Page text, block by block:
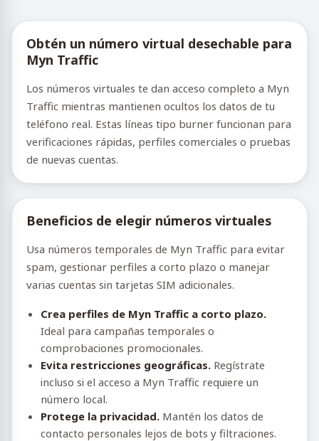
Obtén un número virtual desechable para
Myn Traffic
Los números virtuales te dan acceso completo a Myn
Traffic mientras mantienen ocultos los datos de tu
teléfono real. Estas líneas tipo burner funcionan para
verificaciones rápidas, perfiles comerciales o pruebas
de nuevas cuentas.
Beneficios de elegir números virtuales
Usa números temporales de Myn Traffic para evitar
spam, gestionar perfiles a corto plazo o manejar
varias cuentas sin tarjetas SIM adicionales.
Crea perfiles de Myn Traffic a corto plazo.
Ideal para campañas temporales o
comprobaciones promocionales.
Evita restricciones geográficas. Regístrate
incluso si el acceso a Myn Traffic requiere un
número local.
Protege la privacidad. Mantén los datos de
contacto personales lejos de bots y filtraciones.